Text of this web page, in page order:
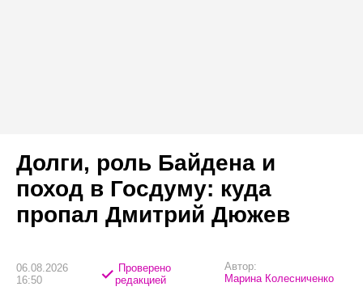
Долги, роль Байдена и
поход в Госдуму: куда
пропал Дмитрий Дюжев
06.08.2026
16:50
Проверено
редакцией
Автор:
Марина Колесниченко